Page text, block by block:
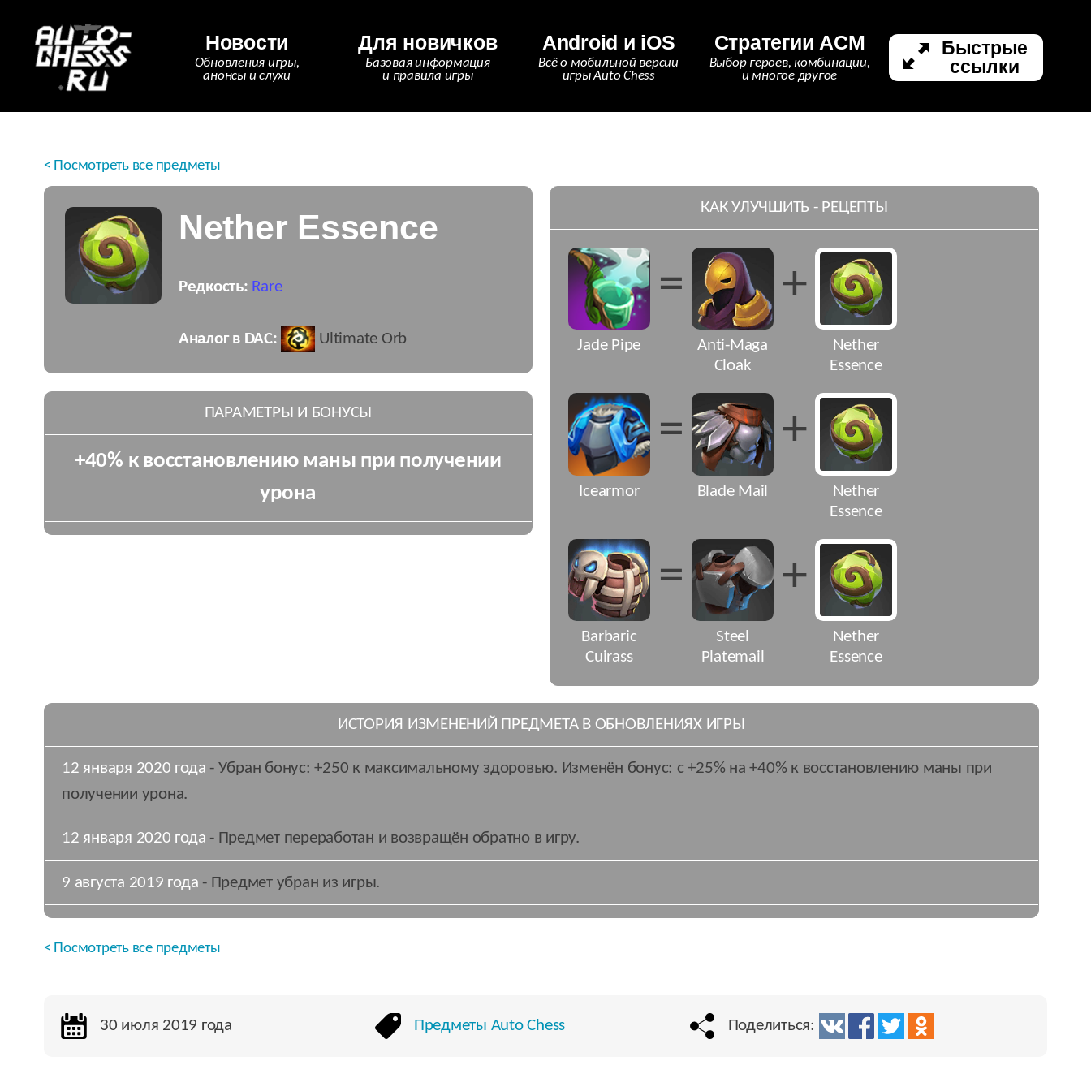
Новости
Обновления игры,
анонсы и слухи
Для новичков
Базовая информация
и правила игры
Android и iOS
Всё о мобильной версии
игры Auto Chess
Стратегии ACM
Выбор героев, комбинации,
и многое другое
Быстрые
ссылки
< Посмотреть все предметы
Nether Essence
Редкость: Rare
Аналог в DAC: Ultimate Orb
ПАРАМЕТРЫ И БОНУСЫ
+40% к восстановлению маны при получении
урона
КАК УЛУЧШИТЬ - РЕЦЕПТЫ
Jade Pipe
=
Anti-Maga
Cloak
+
Nether
Essence
Icearmor
=
Blade Mail
+
Nether
Essence
Barbaric
Cuirass
=
Steel
Platemail
+
Nether
Essence
ИСТОРИЯ ИЗМЕНЕНИЙ ПРЕДМЕТА В ОБНОВЛЕНИЯХ ИГРЫ
12 января 2020 года - Убран бонус: +250 к максимальному здоровью. Изменён бонус: с +25% на +40% к восстановлению маны при
получении урона.
12 января 2020 года - Предмет переработан и возвращён обратно в игру.
9 августа 2019 года - Предмет убран из игры.
< Посмотреть все предметы
30 июля 2019 года Предметы Auto Chess Поделиться: